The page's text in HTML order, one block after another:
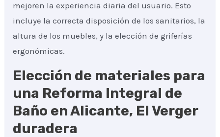
mejoren la experiencia diaria del usuario. Esto
incluye la correcta disposición de los sanitarios, la
altura de los muebles, y la elección de griferías
ergonómicas.
Elección de materiales para
una Reforma Integral de
Baño en Alicante, El Verger
duradera